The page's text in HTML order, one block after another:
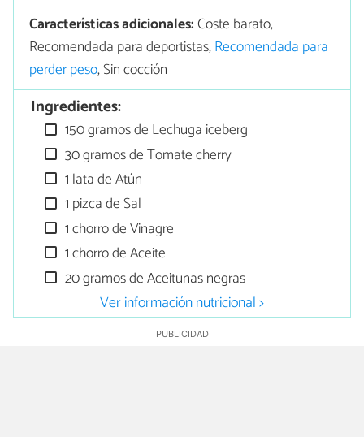
Características adicionales:Coste barato,
Recomendada para deportistas,Recomendada para
perder peso, Sin cocción
Ingredientes:
150 gramos de Lechuga iceberg
30 gramos de Tomate cherry
1 lata de Atún
1 pizca de Sal
1 chorro de Vinagre
1 chorro de Aceite
20 gramos de Aceitunas negras
Ver información nutricional >